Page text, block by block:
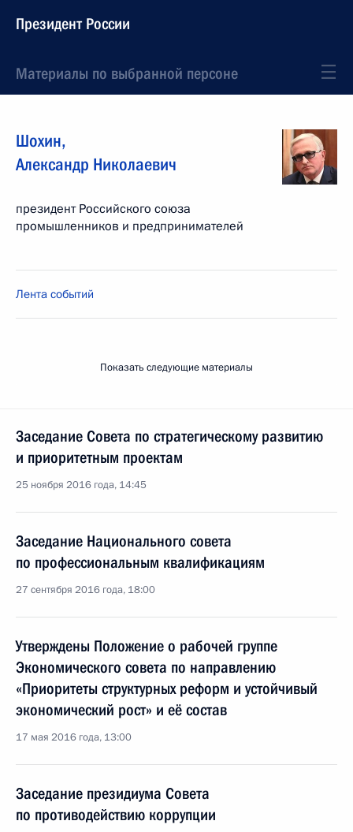
Президент России
Материалы по выбранной персоне
Шохин,
Александр Николаевич
президент Российского союза
промышленников и предпринимателей
Лента событий
Показать следующие материалы
Заседание Совета по стратегическому развитию
и приоритетным проектам
25 ноября 2016 года, 14:45
Заседание Национального совета
по профессиональным квалификациям
27 сентября 2016 года, 18:00
Утверждены Положение о рабочей группе
Экономического совета по направлению
«Приоритеты структурных реформ и устойчивый
экономический рост» и её состав
17 мая 2016 года, 13:00
Заседание президиума Совета
по противодействию коррупции